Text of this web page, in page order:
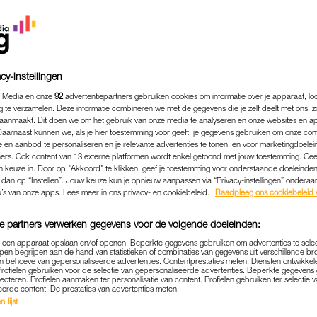
ZIT MARIE
DAT ZE GEEN VAGINA
COLUMN|DE KINDERGYNAECOLOOG
25-06-2026 | LINDA.
(42) is kindergynaecoloog bij het Emma
werk bij het Kinderbuikcentrum ziet zij vooral
gynaecologische problemen.
instellingen
en onze 92 advertentiepartners gebruiken cookies om informatie over je apparaat,
te verzamelen. Deze informatie combineren we met de gegevens die je zelf deelt met ons,
Dit doen we om het gebruik van onze media te analyseren en onze websites en
kunnen we, als je hier toestemming voor geeft, je gegevens gebruiken om onze
en aanbod te personaliseren en je relevante advertenties te tonen, en voor
Ook content van 13 externe platformen wordt enkel getoond met jouw toestemming.
keuze in. Door op "Akkoord" te klikken, geef je toestemming voor onderstaande
op “Instellen”. Jouw keuze kun je opnieuw aanpassen via “Privacy-instellingen”
van onze apps. Lees meer in ons privacy- en cookiebeleid.
Raadpleeg ons cookiebeleid
partners verwerken gegevens voor de volgende doeleinden:
apparaat opslaan en/of openen. Beperkte gegevens gebruiken om advertenties te
begrijpen aan de hand van statistieken of combinaties van gegevens uit verschillende
behoeve van gepersonaliseerde advertenties. Contentprestaties meten. Diensten
gebruiken voor de selectie van gepersonaliseerde advertenties. Beperkte
Profielen aanmaken ter personalisatie van content. Profielen gebruiken ter selectie
content. De prestaties van advertenties meten.
lijst